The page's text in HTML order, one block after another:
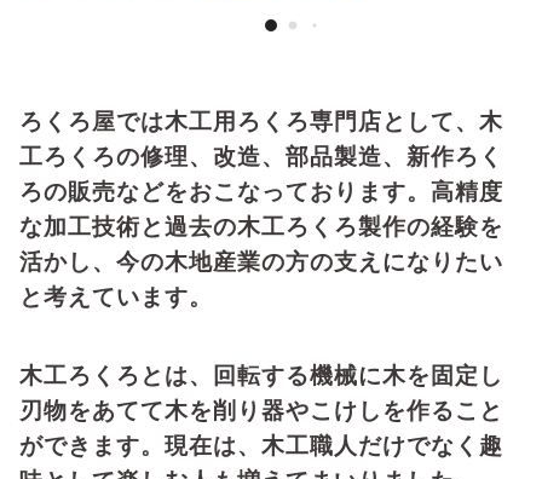
ろくろ屋では木工用ろくろ専門店として、木
工ろくろの修理、改造、部品製造、新作ろく
ろの販売などをおこなっております。高精度
な加工技術と過去の木工ろくろ製作の経験を
活かし、今の木地産業の方の支えになりたい
と考えています。
木工ろくろとは、回転する機械に木を固定し
刃物をあてて木を削り器やこけしを作ること
ができます。現在は、木工職人だけでなく趣